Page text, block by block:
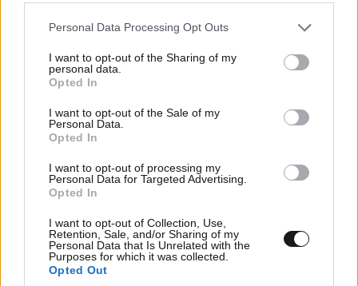
Please note that this website/app uses one or more Google
not limited to your visit or usage behaviour. You may click to
grant or deny consent to Google and its third-party tags to
use your data for below specified purposes in below Google
consent section.
Personal Data Processing Opt Outs
I want to opt-out of the Sharing of my
personal data.
Opted In
I want to opt-out of the Sale of my
Personal Data.
Opted In
I want to opt-out of processing my
Personal Data for Targeted Advertising.
Opted In
I want to opt-out of Collection, Use,
Retention, Sale, and/or Sharing of my
Personal Data that Is Unrelated with the
Purposes for which it was collected.
Opted Out
H έρευνα για το ChatGPT που σοκάρει:
Δημιουργεί ιστορίες που οι άνθρωποι τις
προτιμούν από τα μυθιστορήματα